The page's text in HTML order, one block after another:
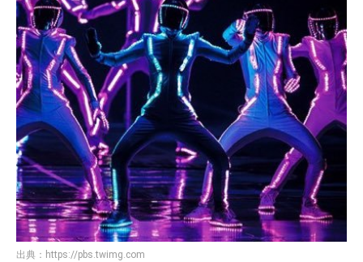
出典： https://pbs.twimg.com